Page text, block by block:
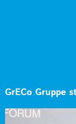
GrECo Gruppe